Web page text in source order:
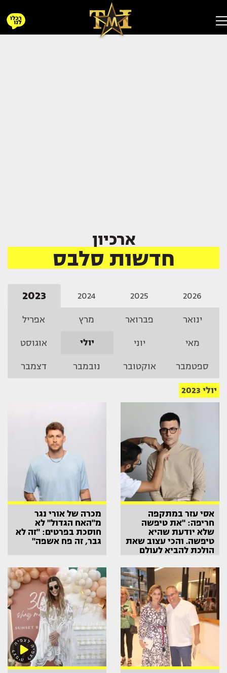
ארכיון
חדשות סלבס
2026
2025
2024
2023
ינואר פברואר מרץ אפריל
מאי יוני יולי אוגוסט
ספטמבר אוקטובר נובמבר דצמבר
יולי 2023
אסי עזר במתקפה
חריפה: "את טיפשה
שלא יודעת שהיא
טיפשה. והכי עצוב שאת
הולכת להביא לעולם
מכרה של אורי נגר
מ"האח הגדול" לא
חוסכת בפרטים: "זה לא
גבר, זה פח אשפה"